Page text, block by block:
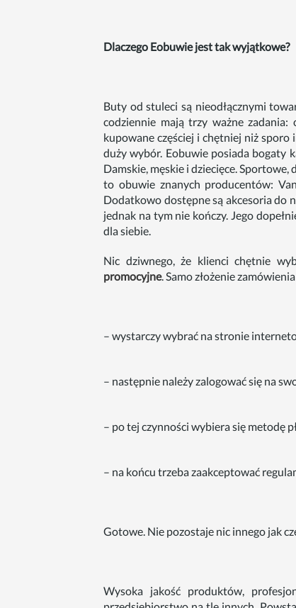
Dlaczego Eobuwie jest tak wyjątkowe?
Buty od stuleci są nieodłącznymi
codziennie mają trzy ważne
kupowane częściej i chętniej niż sporo
duży wybór. Eobuwie posiada bogaty
Damskie, męskie i dziecięce.
to obuwie znanych producentów:
Dodatkowo dostępne są akcesoria do
jednak na tym nie kończy. Jego
dla siebie.
Nic dziwnego, że klienci chętnie
promocyjne. Samo złożenie
– wystarczy wybrać na stronie
– następnie należy zalogować się na
– po tej czynności wybiera się metodę
– na końcu trzeba zaakceptować
Gotowe. Nie pozostaje nic innego jak
Wysoka jakość produktów,